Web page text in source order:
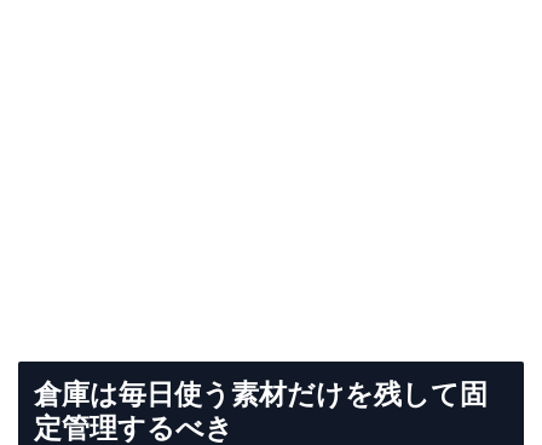
倉庫は毎日使う素材だけを残して固
定管理するべき